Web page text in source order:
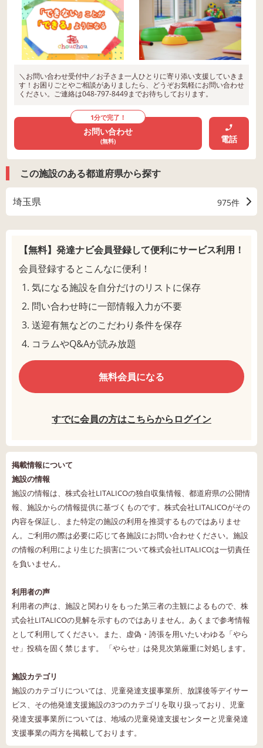
＼お問い合わせ受付中／お子さま一人ひとりに寄り添い支援していきま
す！お困りごとやご相談がありましたら、どうぞお気軽にお問い合わせ
ください。ご連絡は048-797-8449までお待ちしております。
1分で完了！
お問い合わせ
(無料) 電話
この施設のある都道府県から探す
埼玉県 975件
【無料】発達ナビ会員登録して便利にサービス利用！
会員登録するとこんなに便利！
気になる施設を自分だけのリストに保存
問い合わせ時に一部情報入力が不要
送迎有無などのこだわり条件を保存
コラムやQ&Aが読み放題
無料会員になる
すでに会員の方はこちらからログイン
掲載情報について
施設の情報
施設の情報は、株式会社LITALICOの独自収集情報、都道府県の公開情
報、施設からの情報提供に基づくものです。株式会社LITALICOがその
内容を保証し、また特定の施設の利用を推奨するものではありませ
ん。ご利用の際は必要に応じて各施設にお問い合わせください。施設
の情報の利用により生じた損害について株式会社LITALICOは一切責任
を負いません。
利用者の声
利用者の声は、施設と関わりをもった第三者の主観によるもので、株
式会社LITALICOの見解を示すものではありません。あくまで参考情報
として利用してください。また、虚偽・誇張を用いたいわゆる「やら
せ」投稿を固く禁じます。 「やらせ」は発見次第厳重に対処します。
施設カテゴリ
施設のカテゴリについては、児童発達支援事業所、放課後等デイサー
ビス、その他発達支援施設の3つのカテゴリを取り扱っており、児童
発達支援事業所については、地域の児童発達支援センターと児童発達
支援事業の両方を掲載しております。